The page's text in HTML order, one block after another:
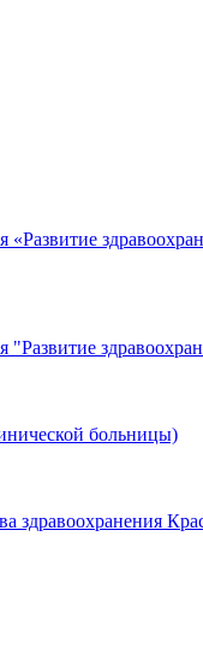
«Развитие
"Развитие
больницы)
здравоохранения